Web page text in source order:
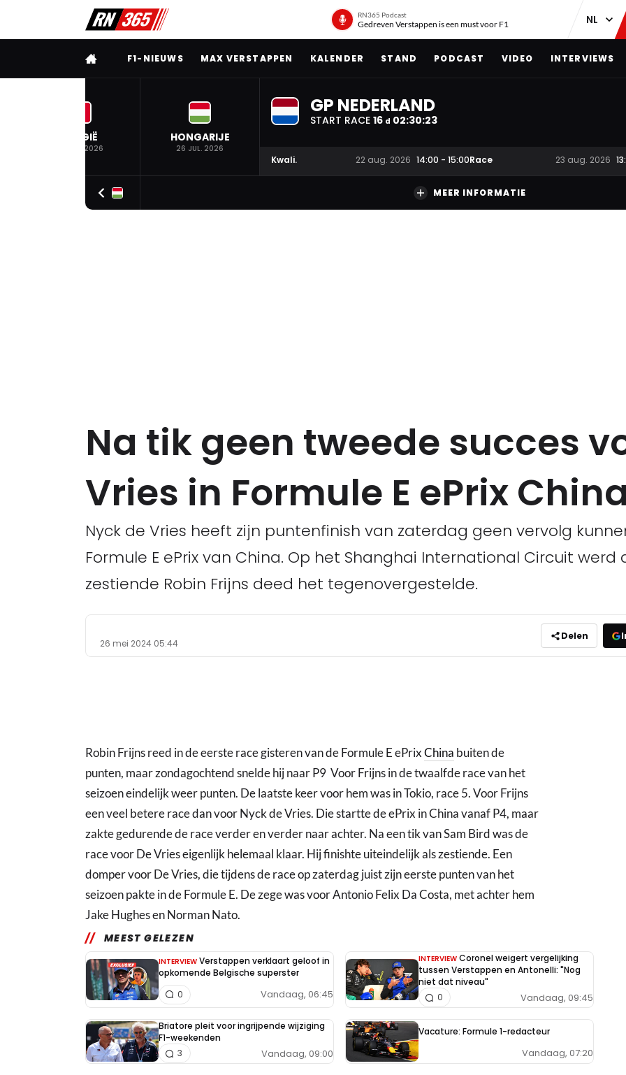
RN365 Podcast
Gedreven Verstappen is een must voor F1
VOLLEDIG MENU
F1-NIEUWS MAX VERSTAPPEN KALENDER STAND PODCAST VIDEO INTERVIEWS
BELGIË
19 JUL. 2026
HONGARIJE
26 JUL. 2026
GP NEDERLAND
START RACE 16 d 02:30:22
Kwali. 22 aug. 2026 14:00 - 15:00Race 23 aug. 2026
MEER INFORMATIE
Na tik geen tweede succes
Vries in Formule E ePrix China
Nyck de Vries heeft zijn puntenfinish van zaterdag geen vervolg
Formule E ePrix van China. Op het Shanghai International Circuit werd
zestiende Robin Frijns deed het tegenovergestelde.
26 mei 2024 05:44
Delen
Robin Frijns reed in de eerste race gisteren van de Formule E ePrixChina buiten de
punten, maar zondagochtend snelde hij naar P9 Voor Frijns in de twaalfde race van het
seizoen eindelijk weer punten. De laatste keer voor hem was in Tokio, race 5. Voor Frijns
een veel betere race dan voor Nyck de Vries. Die startte de ePrix in China vanaf P4, maar
zakte gedurende de race verder en verder naar achter. Na een tik van Sam Bird was de
race voor De Vries eigenlijk helemaal klaar. Hij finishte uiteindelijk als zestiende. Een
domper voor De Vries, die tijdens de race op zaterdag juist zijn eerste punten van het
seizoen pakte in de Formule E. De zege was voor Antonio Felix Da Costa, met achter hem
Jake Hughes en Norman Nato.
MEEST GELEZEN
INTERVIEW Verstappen verklaart geloof in
opkomende Belgische superster
Vandaag, 06:45
0
INTERVIEW Coronel weigert vergelijking
tussen Verstappen en Antonelli: "Nog
niet dat niveau"
Vandaag, 09:45
0
Briatore pleit voor ingrijpende wijziging
F1-weekenden
Vandaag, 09:00
3
Vacature: Formule 1-redacteur
Vandaag, 07:20